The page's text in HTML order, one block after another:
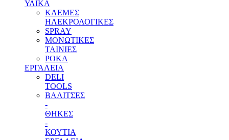
ΥΛΙΚΑ
ΚΛΕΜΕΣ
ΗΛΕΚΡΟΛΟΓΙΚΕΣ
SPRAY
ΜΟΝΩΤΙΚΕΣ
ΤΑΙΝΙΕΣ
ΡΟΚΑ
ΕΡΓΑΛΕΙΑ
DELI
TOOLS
ΒΑΛΙΤΣΕΣ
-
ΘΗΚΕΣ
-
ΚΟΥΤΙΑ